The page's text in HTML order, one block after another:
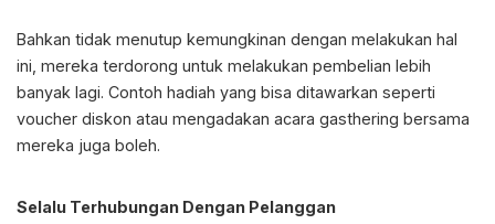
Bahkan tidak menutup kemungkinan dengan melakukan hal
ini, mereka terdorong untuk melakukan pembelian lebih
banyak lagi. Contoh hadiah yang bisa ditawarkan seperti
voucher diskon atau mengadakan acara gasthering bersama
mereka juga boleh.
Selalu Terhubungan Dengan Pelanggan